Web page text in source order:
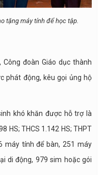
tặng máy tính để học tập.
Công đoàn Giáo dục thành
phát động, kêu gọi ủng hộ
khó khăn được hỗ trợ là
HS; THCS 1.142 HS; THPT
máy tính để bàn, 251 máy
di động, 979 sim hoặc gói